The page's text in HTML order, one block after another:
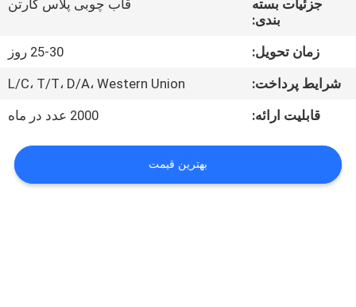
کارخانه
کنترل
جزئیات بسته
بندی:
قاب چوبی پلاس کارتن
زمان تحویل:
25-30 روز
شرایط پرداخت:
L/C، T/T، D/A، Western Union
قابلیت ارائه:
2000 عدد در ماه
بهترین قیمت